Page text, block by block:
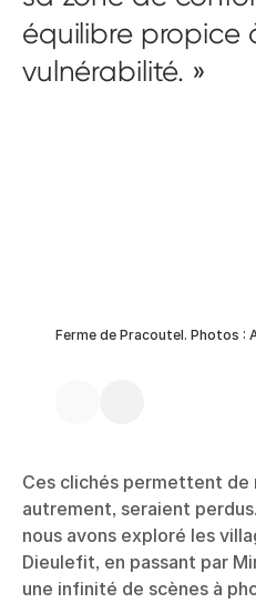
équilibre propice
vulnérabilité.
Ferme de Pracoutel. Photos :
Ces clichés permettent de
autrement, seraient
nous avons exploré les
Dieulefit, en passant par
une infinité de scènes à